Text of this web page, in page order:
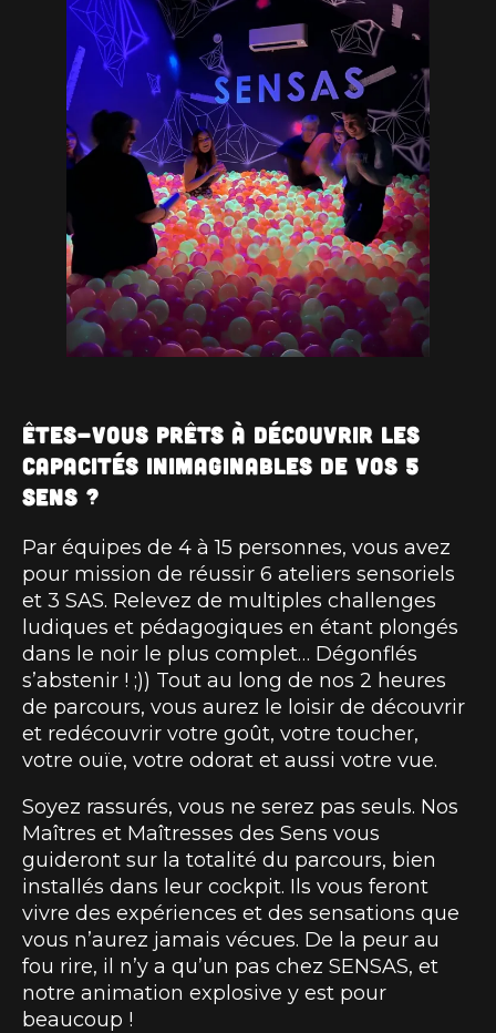
Êtes-vous prêts à découvrir les
capacités inimaginables de vos 5
sens ?
Par équipes de 4 à 15 personnes, vous avez
pour mission de réussir 6 ateliers sensoriels
et 3 SAS. Relevez de multiples challenges
ludiques et pédagogiques en étant plongés
dans le noir le plus complet… Dégonflés
s’abstenir ! ;)) Tout au long de nos 2 heures
de parcours, vous aurez le loisir de découvrir
et redécouvrir votre goût, votre toucher,
votre ouïe, votre odorat et aussi votre vue.
Soyez rassurés, vous ne serez pas seuls. Nos
Maîtres et Maîtresses des Sens vous
guideront sur la totalité du parcours, bien
installés dans leur cockpit. Ils vous feront
vivre des expériences et des sensations que
vous n’aurez jamais vécues. De la peur au
fou rire, il n’y a qu’un pas chez SENSAS, et
notre animation explosive y est pour
beaucoup !